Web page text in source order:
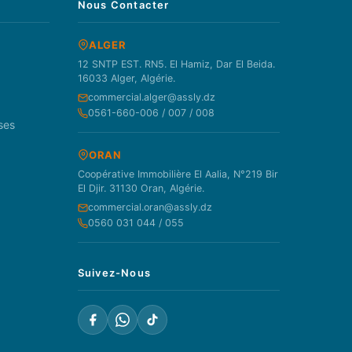
Nous Contacter
ALGER
12 SNTP EST. RN5. El Hamiz, Dar El Beida.
16033 Alger, Algérie.
commercial.alger@assly.dz
0561-660-006 / 007 / 008
ORAN
Coopérative Immobilière El Aalia, N°219 Bir
El Djir. 31130 Oran, Algérie.
commercial.oran@assly.dz
0560 031 044 / 055
Suivez-Nous